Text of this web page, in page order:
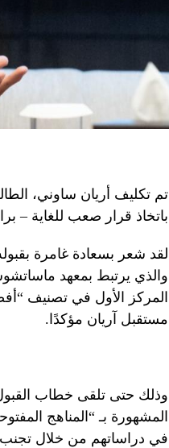
تم تكليف أريان ساوني،
باتخاذ قرار صعب للغاية –
لقد شعر بسعادة غامرة
والذي يرتبط بمعهد
المركز الأول في تصنيف
مستقبل آريان مؤكدًا.
وذلك حتى تلقى خطاب
المشهورة بـ “المناهج
في دراساتهم من خلال